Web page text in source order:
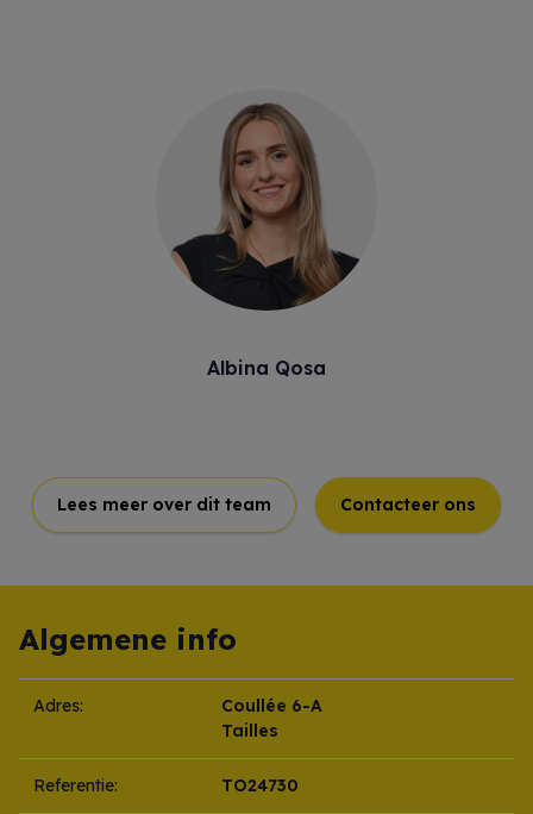
Albina Qosa
Lees meer over dit team Contacteer ons
Algemene info
Adres:
Coullée 6-A
Tailles
Referentie: TO24730